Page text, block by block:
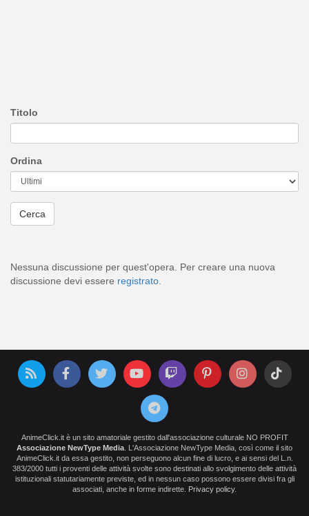
Titolo
Ordina
Nessuna discussione per quest'opera. Per creare una nuova
discussione devi essere registrato
AnimeClick.it è un sito amatoriale gestito dall'associazione culturale NO PROFIT
Associazione NewType Media . L'Associazione NewType Media, così come il sito
AnimeClick.it da essa gestito, non perseguono alcun fine di lucro, e ai sensi del L.n.
383/2000 tutti i proventi delle attività svolte sono destinati allo svolgimento delle attività
istituzionali statutariamente previste, ed in nessun caso possono essere divisi fra gli
associati, anche in forme indirette. Privacy policy.